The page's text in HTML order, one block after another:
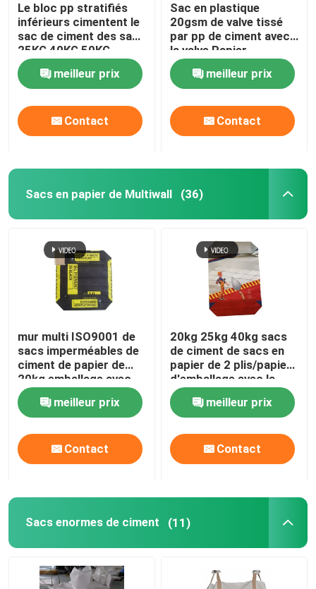
Le bloc pp stratifiés
inférieurs cimentent le
sac de ciment des sacs
25KG 40KG 50KG
Adstar
meilleur prix
Contact
Sac en plastique
20gsm de valve tissé
par pp de ciment avec
la valve Papier
d'emballage Brown
meilleur prix
Contact
Sacs en papier de Multiwall (36)
mur multi ISO9001 de
sacs imperméables de
ciment de papier de
20kg emballage avec
l'adhésif
meilleur prix
Contact
20kg 25kg 40kg sacs
de ciment de sacs en
papier de 2 plis/papier
d'emballage avec la
poudre adhésive
meilleur prix
Contact
Sacs enormes de ciment (11)